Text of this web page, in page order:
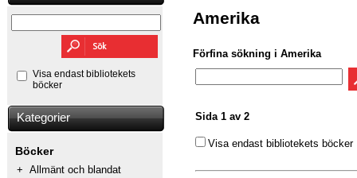
Visa endast bibliotekets
böcker
Kategorier
Böcker
+ Allmänt och blandat
Amerika
Förfina sökning i Amerika
Sida 1 av 2
Visa endast bibliotekets böcker